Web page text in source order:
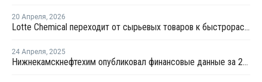
20 Апреля, 2026
Lotte Chemical переходит от сырьевых товаров к быстрорастущим секторам
24 Апреля, 2025
Нижнекамскнефтехим опубликовал финансовые данные за 2024 год